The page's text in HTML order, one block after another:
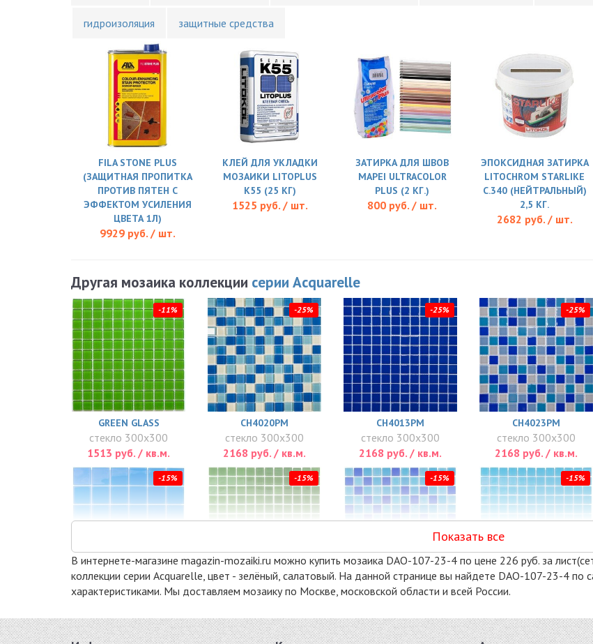
гидроизоляция защитные средства
FILA STONE PLUS
(ЗАЩИТНАЯ ПРОПИТКА
ПРОТИВ ПЯТЕН С
ЭФФЕКТОМ УСИЛЕНИЯ
ЦВЕТА 1Л)
9929 руб. / шт.
КЛЕЙ ДЛЯ УКЛАДКИ
МОЗАИКИ LITOPLUS
K55 (25 КГ)
1525 руб. / шт.
ЗАТИРКА ДЛЯ ШВОВ
MAPEI ULTRACOLOR
PLUS (2 КГ.)
800 руб. / шт.
ЭПОКСИДНАЯ ЗАТИРКА
LITOCHROM STARLIKE
C.340 (НЕЙТРАЛЬНЫЙ)
2,5 КГ.
2682 руб. / шт.
Другая мозаика коллекции серии Acquarelle
-11%
GREEN GLASS
стекло 300x300
1513 руб. / кв.м.
-25%
CH4020PM
стекло 300x300
2168 руб. / кв.м.
-25%
CH4013PM
стекло 300x300
2168 руб. / кв.м.
-25%
CH4023PM
стекло 300x300
2168 руб. / кв.м.
-15%
DAO-105-48-4
2514 руб. / кв.м.
-15%
DAO-106-23-4
2514 руб. / кв.м.
-15%
DAO-104-23-4
2514 руб. / кв.м.
-15%
DAO-108-23-4
2514 руб. / кв.м.
Показать все
В интернете-магазине magazin-mozaiki.ru можно купить мозаика DAO-107-23-4 по цене 226 руб. за
коллекции серии Acquarelle, цвет - зелёный, салатовый. На данной странице вы найдете DAO-107-23-4 по
характеристиками. Мы доставляем мозаику по Москве, московской области и всей России.